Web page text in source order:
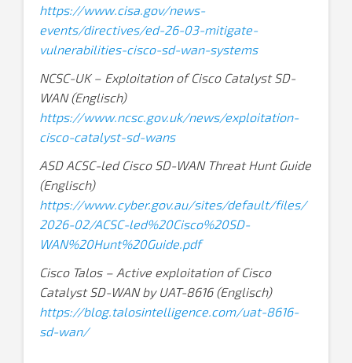
https://www.cisa.gov/news-
events/directives/ed-26-03-mitigate-
vulnerabilities-cisco-sd-wan-systems
NCSC-UK – Exploitation of Cisco Catalyst SD-
WAN (Englisch)
https://www.ncsc.gov.uk/news/exploitation-
cisco-catalyst-sd-wans
ASD ACSC-led Cisco SD-WAN Threat Hunt Guide
(Englisch)
https://www.cyber.gov.au/sites/default/files/
2026-02/ACSC-led%20Cisco%20SD-
WAN%20Hunt%20Guide.pdf
Cisco Talos – Active exploitation of Cisco
Catalyst SD-WAN by UAT-8616 (Englisch)
https://blog.talosintelligence.com/uat-8616-
sd-wan/